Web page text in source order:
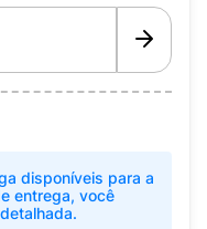
disponíveis para a
entrega, você